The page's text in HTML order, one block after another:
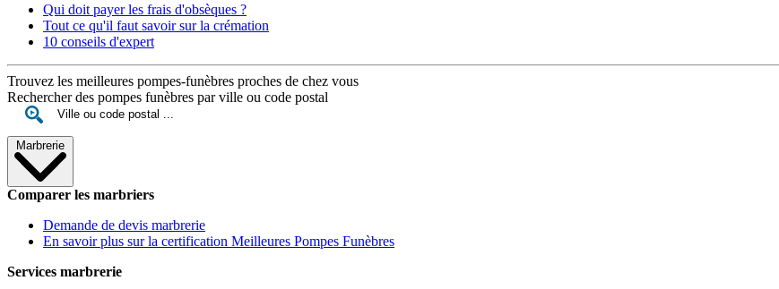
Qui doit payer les frais d'obsèques ?
Tout ce qu'il faut savoir sur la crémation
10 conseils d'expert
Trouvez les meilleures pompes-funèbres proches de chez vous
Rechercher des pompes funèbres par ville ou code postal
Marbrerie
Comparer les marbriers
Demande de devis marbrerie
En savoir plus sur la certification Meilleures Pompes Funèbres
Services marbrerie